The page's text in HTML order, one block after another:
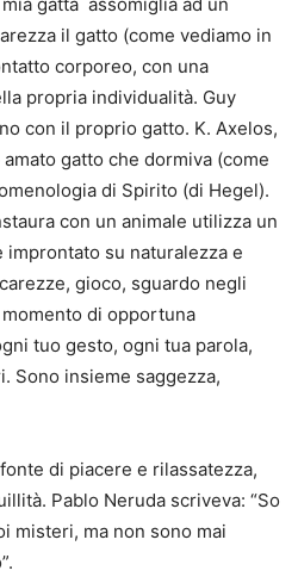
il gatto (come vediamo in
corporeo, con una
propria individualità. Guy
con il proprio gatto. K. Axelos,
gatto che dormiva (come
di Spirito (di Hegel).
con un animale utilizza un
su naturalezza e
gioco, sguardo negli
di opportuna
tuo gesto, ogni tua parola,
Sono insieme saggezza,
di piacere e rilassatezza,
Pablo Neruda scriveva: “So
misteri, ma non sono mai